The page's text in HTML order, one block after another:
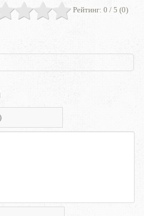
Рейтинг: 0 / 5 (0)